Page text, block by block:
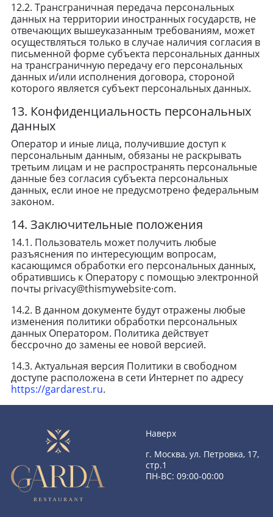
12.2. Трансграничная передача персональных
данных на территории иностранных государств, не
отвечающих вышеуказанным требованиям, может
осуществляться только в случае наличия согласия в
письменной форме субъекта персональных данных
на трансграничную передачу его персональных
данных и/или исполнения договора, стороной
которого является субъект персональных данных.
13. Конфиденциальность персональных
данных
Оператор и иные лица, получившие доступ к
персональным данным, обязаны не раскрывать
третьим лицам и не распространять персональные
данные без согласия субъекта персональных
данных, если иное не предусмотрено федеральным
законом.
14. Заключительные положения
14.1. Пользователь может получить любые
разъяснения по интересующим вопросам,
касающимся обработки его персональных данных,
обратившись к Оператору с помощью электронной
почты privacy@thismywebsite·com.
14.2. В данном документе будут отражены любые
изменения политики обработки персональных
данных Оператором. Политика действует
бессрочно до замены ее новой версией.
14.3. Актуальная версия Политики в свободном
доступе расположена в сети Интернет по адресу
https://gardarest.ru.
Наверх
г. Москва, ул. Петровка, 17,
стр.1
ПН-ВС: 09:00-00:00